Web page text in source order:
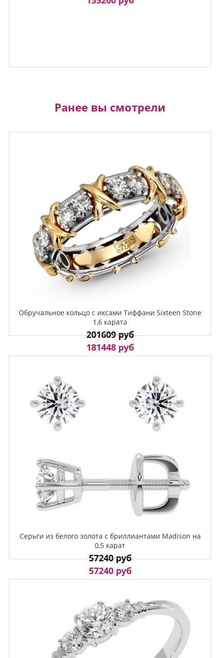
Ранее вы смотрели
Обручальное кольцо с иксами Тиффани Sixteen Stone
1,6 карата
201609 руб
181448 руб
Серьги из белого золота с бриллиантами Madison на
0,5 карат
57240 руб
57240 руб